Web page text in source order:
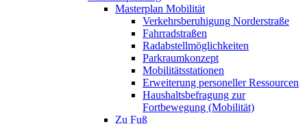
Masterplan Mobilität
Verkehrsberuhigung Norderstraße
Fahrradstraßen
Radabstellmöglichkeiten
Parkraumkonzept
Mobilitätsstationen
Erweiterung personeller Ressourcen
Haushaltsbefragung zur
Fortbewegung (Mobilität)
Zu Fuß